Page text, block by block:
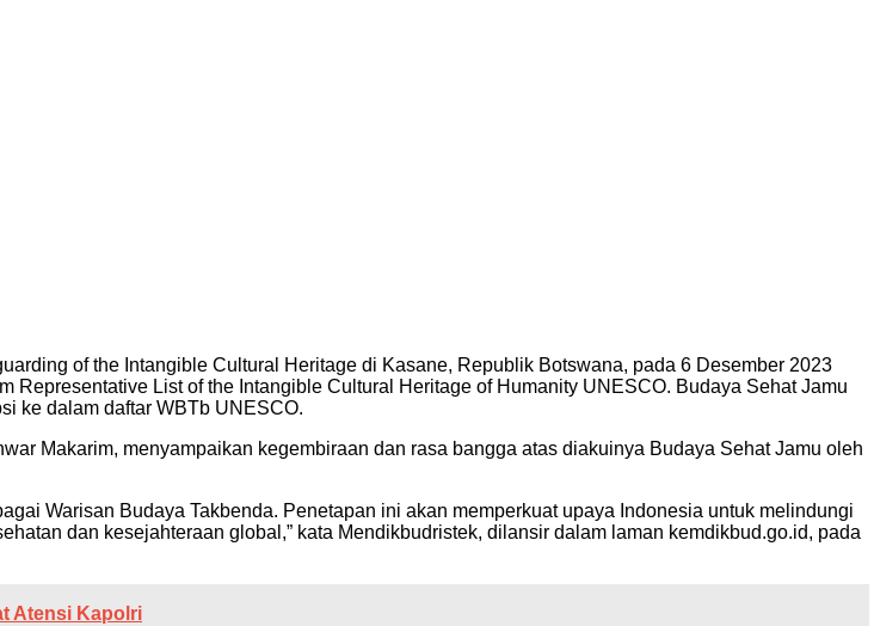
of the Intangible Cultural Heritage di Kasane, Republik Botswana, pada 6 Desember 2023
List of the Intangible Cultural Heritage of Humanity UNESCO. Budaya Sehat Jamu
ke dalam daftar WBTb UNESCO.
Makarim, menyampaikan kegembiraan dan rasa bangga atas diakuinya Budaya Sehat Jamu oleh
Warisan Budaya Takbenda. Penetapan ini akan memperkuat upaya Indonesia untuk melindungi
dan kesejahteraan global,” kata Mendikbudristek, dilansir dalam laman kemdikbud.go.id, pada
Atensi Kapolri